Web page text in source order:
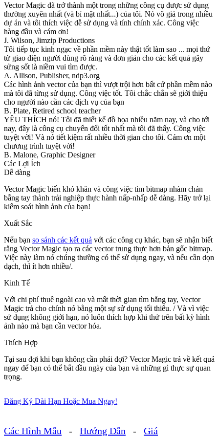
Vector Magic đã trở thành một trong những công cụ được sử dụng
thường xuyên nhất (và bí mật nhất...) của tôi. Nó vô giá trong nhiều
dự án và tôi thích việc dễ sử dụng và tính chính xác. Công việc
hàng đầu và cám ơn!
J. Wilson, Jimzip Productions
Tôi tiếp tục kinh ngạc về phần mềm này thật tốt làm sao ... mọi thứ
từ giao diện người dùng rõ ràng và đơn giản cho các kết quả gây
sửng sốt là niềm vui tìm được.
A. Allison, Publisher, ndp3.org
Các hình ảnh vector của bạn thì vượt trội hơn bất cứ phần mềm nào
mà tôi đã từng sử dụng. Công việc tốt. Tôi chắc chắn sẽ giới thiệu
cho người nào cần các dịch vụ của bạn
B. Plate, Retired school teacher
YÊU THÍCH nó! Tôi đã thiết kế đồ họa nhiều năm nay, và cho tới
nay, đây là công cụ chuyển đổi tốt nhất mà tôi đã thấy. Công việc
tuyệt vời! Và nó tiết kiệm rất nhiều thời gian cho tôi. Cám ơn một
chương trình tuyệt vời!
B. Malone, Graphic Designer
Các Lợi Ích
Dễ dàng
Vector Magic biến khó khăn và công việc tìm bitmap nhàm chán
bằng tay thành trải nghiệp thực hành nấp-nhấp dễ dàng. Hãy trở lại
kiểm soát hình ảnh của bạn!
Xuất Sắc
Nếu bạn so sánh các kết quả với các công cụ khác, bạn sẽ nhận biết
rằng Vector Magic tạo ra các vector trung thực hơn bản gốc bitmap.
Việc này làm nó chúng thường có thể sử dụng ngay, và nếu cần dọn
dạch, thì ít hơn nhiều/.
Kinh Tế
Với chi phí thuê ngoài cao và mất thời gian tìm bằng tay, Vector
Magic trả cho chính nó bằng một sự sử dụng tối thiểu. / Và vì việc
sử dụng không giới hạn, nó luôn thích hợp khi thử trên bất kỳ hình
ảnh nào mà bạn cần vector hóa.
Thích Hợp
Tại sau đợi khi bạn không cần phải đợi? Vector Magic trả về kết quả
ngay để bạn có thể bắt đầu ngày của bạn và những gì thực sự quan
trọng.
Đăng Ký Dài Hạn Hoặc Mua Ngay!
Các Hình Mẫu - Hướng Dẫn - Giá